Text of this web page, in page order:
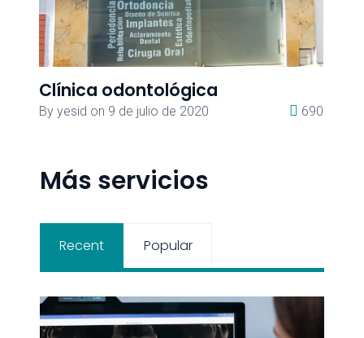
Clínica odontológica
Byyesid on 9 de julio de 2020 690
Más servicios
Recent Popular